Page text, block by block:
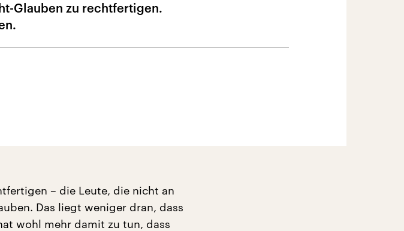
Glauben zu rechtfertigen.
– die Leute, die nicht an
Das liegt weniger dran, dass
wohl mehr damit zu tun, dass